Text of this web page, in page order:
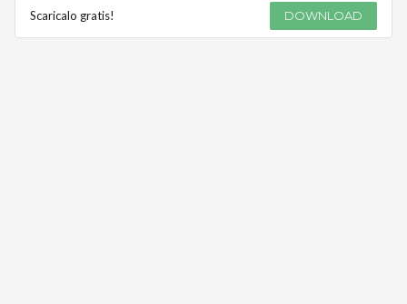
Scaricalo gratis! DOWNLOAD